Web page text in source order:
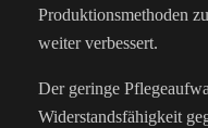
Produktionsmethoden
weiter verbessert.
Der geringe
Widerstandsfähigkeit